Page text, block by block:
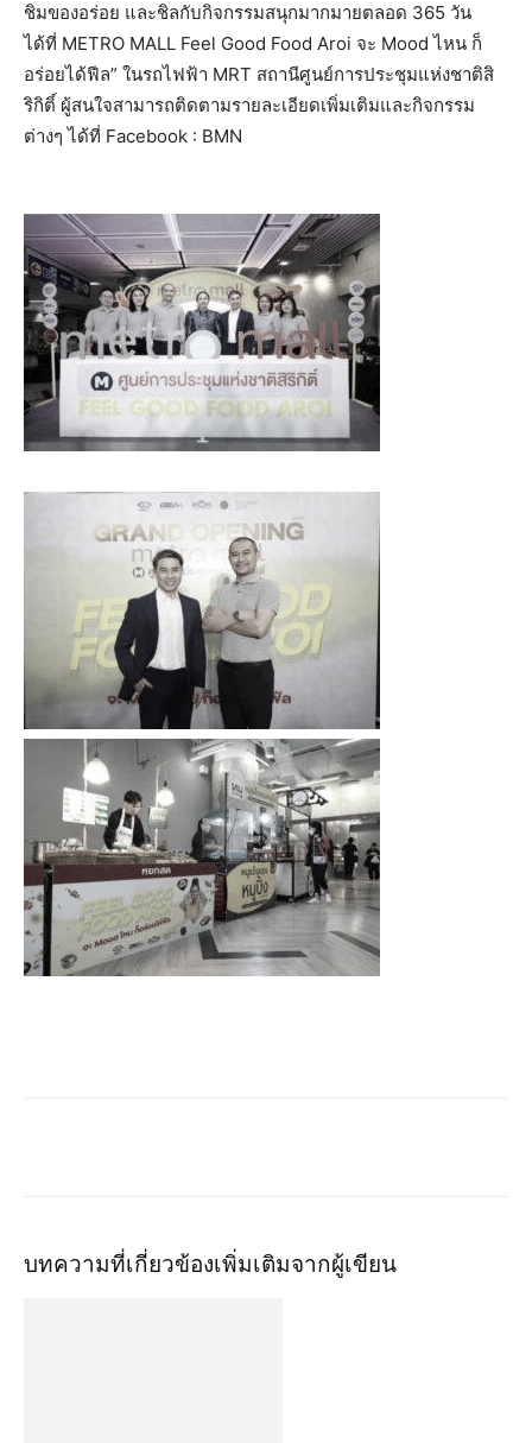
ชิมของอร่อย และชิลกับกิจกรรมสนุกมากมายตลอด 365 วัน
ได้ที่ METRO MALL Feel Good Food Aroi จะ Mood ไหน ก็
อร่อยได้ฟีล” ในรถไฟฟ้า MRT สถานีศูนย์การประชุมแห่งชาติสิ
ริกิติ์ ผู้สนใจสามารถติดตามรายละเอียดเพิ่มเติมและกิจกรรม
ต่างๆ ได้ที่ Facebook : BMN
บทความที่เกี่ยวข้องเพิ่มเติมจากผู้เขียน